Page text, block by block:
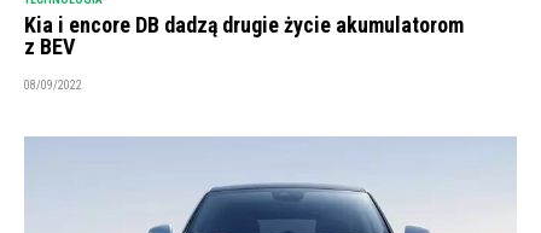
Kia i encore DB dadzą drugie życie akumulatorom
z BEV
08/09/2022